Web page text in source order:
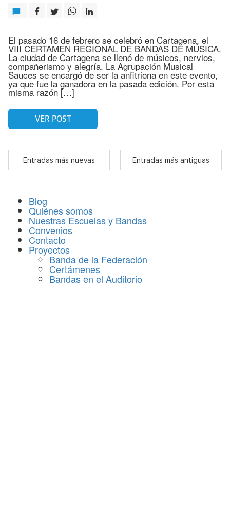
El pasado 16 de febrero se celebró en Cartagena, el
VIII CERTAMEN REGIONAL DE BANDAS DE MÚSICA.
La ciudad de Cartagena se llenó de músicos, nervios,
compañerismo y alegría. La Agrupación Musical
Sauces se encargó de ser la anfitriona en este evento,
ya que fue la ganadora en la pasada edición. Por esta
misma razón […]
VER POST
Entradas más nuevas Entradas más antiguas
Blog
Quiénes somos
Nuestras Escuelas y Bandas
Convenios
Contacto
Proyectos
Banda de la Federación
Certámenes
Bandas en el Auditorio